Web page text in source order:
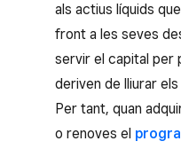
als actius líquids
front a les seves
servir el capital per
deriven de lliurar
Per tant, quan
o renoves el